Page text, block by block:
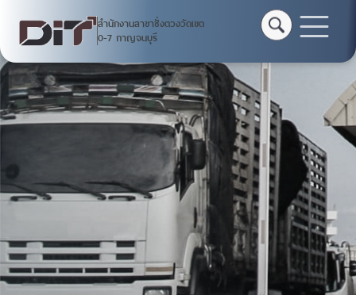
สำนักงานสาขาชั่งตวงวัดเขต
0-7 กาญจนบุรี
สำนักงานสาขาชั่งตวงวัด
เขต 0-7 กาญจนบุรี
บริการออนไลน์
ติดต่อหน่วยงาน
แบบสำรวจออนไลน์
แจ้งการกระทำความผิดเกี่ยวกับชั่งตวงวัด